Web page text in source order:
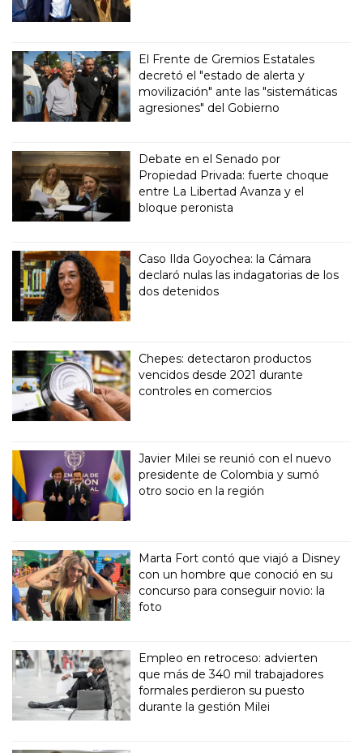
El Frente de Gremios Estatales
decretó el "estado de alerta y
movilización" ante las "sistemáticas
agresiones" del Gobierno
Debate en el Senado por
Propiedad Privada: fuerte choque
entre La Libertad Avanza y el
bloque peronista
Caso Ilda Goyochea: la Cámara
declaró nulas las indagatorias de los
dos detenidos
Chepes: detectaron productos
vencidos desde 2021 durante
controles en comercios
Javier Milei se reunió con el nuevo
presidente de Colombia y sumó
otro socio en la región
Marta Fort contó que viajó a Disney
con un hombre que conoció en su
concurso para conseguir novio: la
foto
Empleo en retroceso: advierten
que más de 340 mil trabajadores
formales perdieron su puesto
durante la gestión Milei